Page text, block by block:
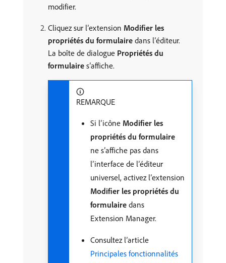
modifier.
Cliquez sur l’extension Modifier les
propriétés du formulaire dans l’éditeur.
La boîte de dialogue Propriétés du
formulaire s’affiche.
REMARQUE
Si l’icône Modifier les
propriétés du formulaire
ne s’affiche pas dans
l’interface de l’éditeur
universel, activez l’extension
Modifier les propriétés du
formulaire dans
Extension Manager.
Consultez l’article
Principales fonctionnalités